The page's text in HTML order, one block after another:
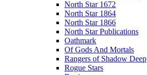
North Star 1672
North Star 1864
North Star 1866
North Star Publications
Oathmark
Of Gods And Mortals
Rangers of Shadow Deep
Rogue Stars